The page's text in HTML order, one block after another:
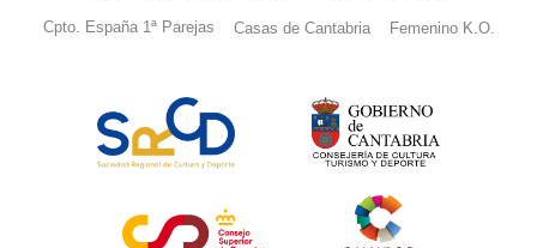
Cpto. España 1ª Parejas Casas de Cantabria Femenino K.O.